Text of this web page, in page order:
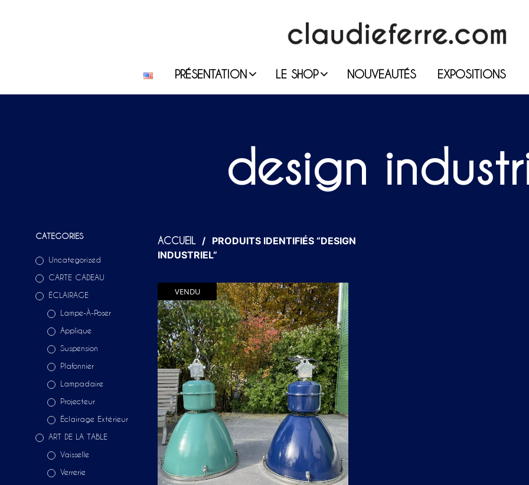
PRÉSENTATION LE SHOP NOUVEAUTÉS EXPOSITIONS
design
CATEGORIES
Uncategorized
CARTE CADEAU
ÉCLAIRAGE
Lampe-À-Poser
Applique
Suspension
Plafonnier
Lampadaire
Projecteur
Éclairage Extérieur
ART DE LA TABLE
Vaisselle
Verrerie
ACCUEIL / PRODUITS IDENTIFIÉS “DESIGN
INDUSTRIEL”
VENDU